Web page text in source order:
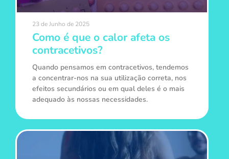
Como é que o calor afeta os
contracetivos?
Quando pensamos em contracetivos, tendemos
a concentrar-nos na sua utilização correta, nos
efeitos secundários ou em qual deles é o mais
adequado às nossas necessidades.
23 de Junho de 2025